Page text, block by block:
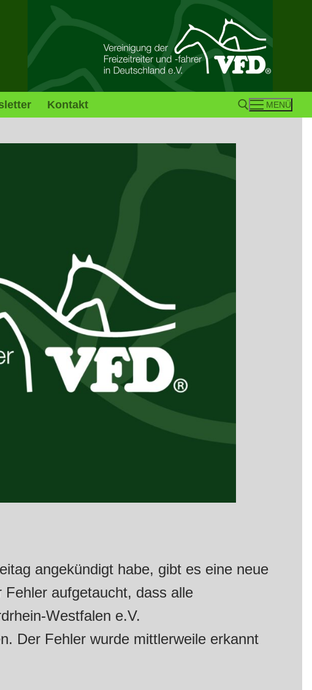
Kontakt MENÜ
angekündigt habe, gibt es eine neue
aufgetaucht, dass alle
Westfalen e.V.
Der Fehler wurde mittlerweile erkannt